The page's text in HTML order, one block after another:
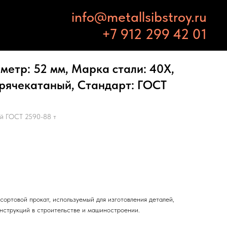
info@metallsibstroy.ru
+7 912 299 42 01
52 мм, Марка стали: 40Х,
Стандарт: ГОСТ
ГОСТ 2590-88 т
прокат, используемый для изготовления деталей,
в строительстве и машиностроении.